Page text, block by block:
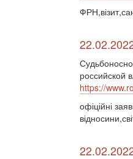
российской
https://
офіційні